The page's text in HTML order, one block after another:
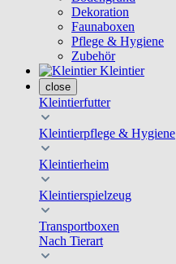
Dekoration
Faunaboxen
Pflege & Hygiene
Zubehör
Kleintier
close
Kleintierfutter
Kleintierpflege & Hygiene
Kleintierheim
Kleintierspielzeug
Transportboxen
Nach Tierart